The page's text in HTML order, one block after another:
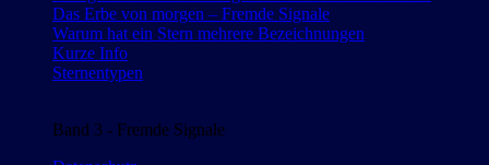
Das Erbe von morgen – Fremde Signale
Warum hat ein Stern mehrere Bezeichnungen
Kurze Info
Sternentypen
Band 3 - Fremde Signale